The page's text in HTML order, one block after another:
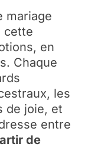
mariage
cette
en
Chaque
les
de joie, et
entre
de